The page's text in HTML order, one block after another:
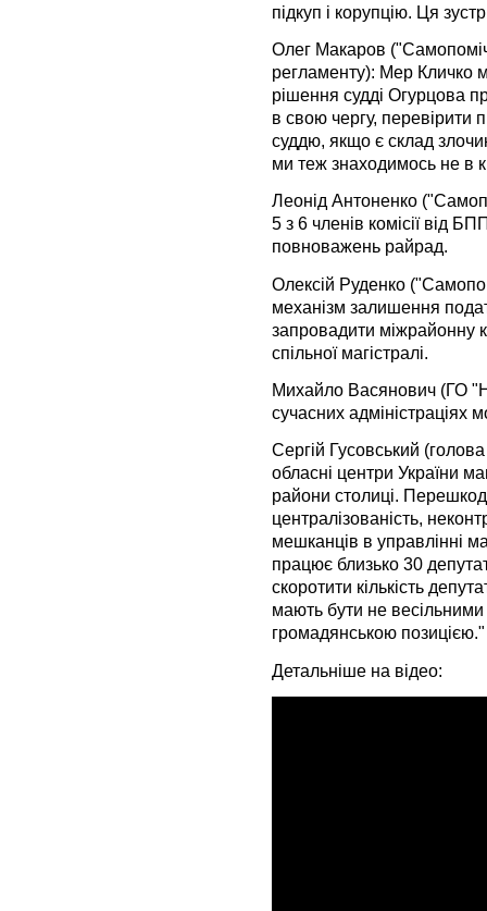
підкуп і корупцію. Ця
Олег Макаров
регламенту): Мер Кличко
рішення судді Огурцова
в свою чергу, перевірити
суддю, якщо є склад
ми теж знаходимось не в
Леонід Антоненко
5 з 6 членів комісії від
повноважень райрад.
Олексій Руденко
механізм залишення
запровадити міжрайонну
спільної магістралі.
Михайло Васянович (ГО
сучасних адміністраціях
Сергій Гусовський
обласні центри України
райони столиці.
централізованість,
мешканців в управлінні
працює близько 30
скоротити кількість
мають бути не
громадянською позицією."
Детальніше на відео: